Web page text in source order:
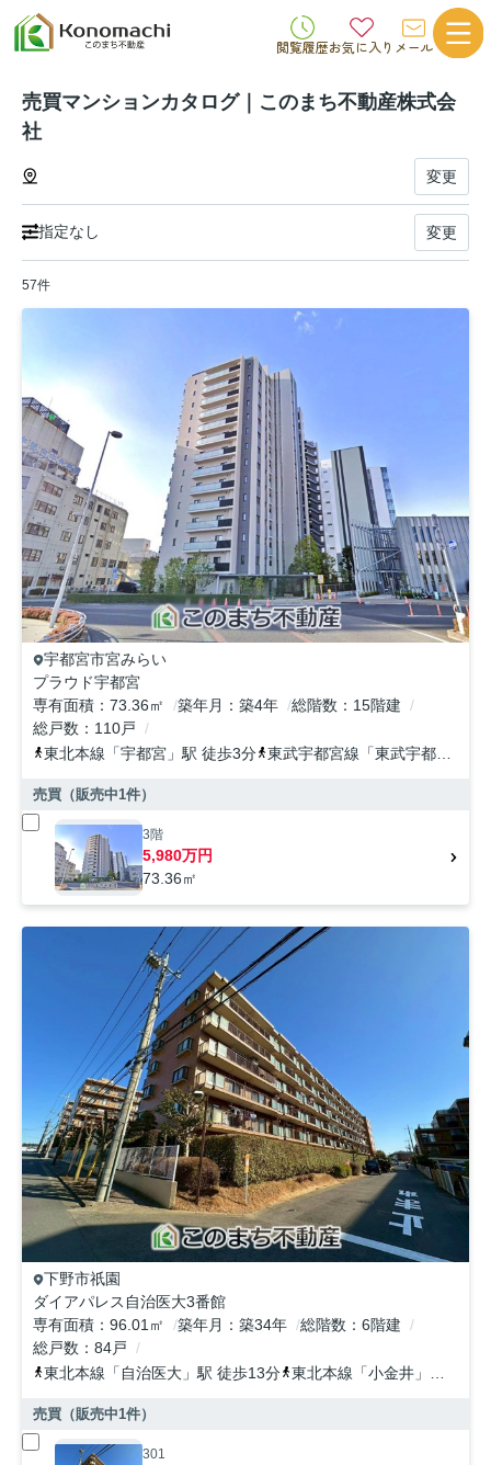
閲覧履歴お気に入り メール
売買マンションカタログ｜このまち不動産株式会
社
変更
指定なし 変更
57件
宇都宮市宮みらい
プラウド宇都宮
専有面積
73.36㎡ 築年月 築4年 総階数
15階建
総戸数
110戸
東北本線 「宇都宮 」駅 徒歩3分 東武宇都宮線 「東武宇都宮
売買（販売中1件）
3階
5,980万円
73.36㎡
下野市祇園
ダイアパレス自治医大3番館
専有面積
96.01㎡ 築年月 築34年 総階数
6階建
総戸数
84戸
東北本線 「 自治医大 」駅 徒歩13分 東北本線 「小金井 」駅 徒歩41分
売買（販売中1件）
301